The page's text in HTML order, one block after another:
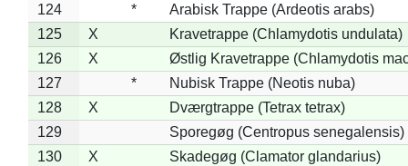
124
*
Arabisk Trappe (Ardeotis arabs)
125
X
Kravetrappe (Chlamydotis undulata)
126
X
Østlig Kravetrappe (Chlamydotis
127
*
Nubisk Trappe (Neotis nuba)
128
X
Dværgtrappe (Tetrax tetrax)
129
Sporegøg (Centropus senegalensis)
130
X
Skadegøg (Clamator glandarius)